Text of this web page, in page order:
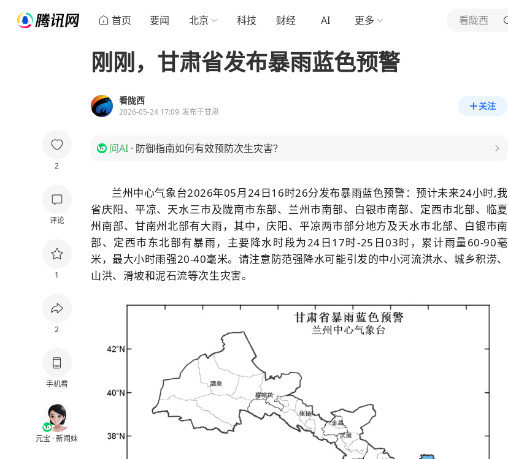
首页 要闻 北京 科技 财经 AI 更多 看陇西
2
评论
1
2
手机看
元宝 · 新闻妹
刚刚，甘肃省发布暴雨蓝色预警
看陇西
2026-05-24 17:09 发布于甘肃
关注
问AI · 防御指南如何有效预防次生灾害？
兰州中心气象台2026年05月24日16时26分发布暴雨蓝色预警：预计未来24小时,我
省庆阳、平凉、天水三市及陇南市东部、兰州市南部、白银市南部、定西市北部、临夏
州南部、甘南州北部有大雨，其中，庆阳、平凉两市部分地方及天水市北部、白银市南
部、定西市东北部有暴雨，主要降水时段为24日17时-25日03时，累计雨量60-90毫
米，最大小时雨强20-40毫米。请注意防范强降水可能引发的中小河流洪水、城乡积涝、
山洪、 滑坡和泥石流等次生灾害。